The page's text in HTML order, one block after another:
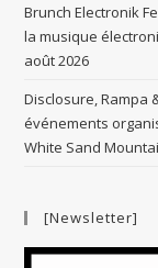
Brunch Electronik
la musique
août 2026
Disclosure, Rampa
événements
White Sand
[Newsletter]